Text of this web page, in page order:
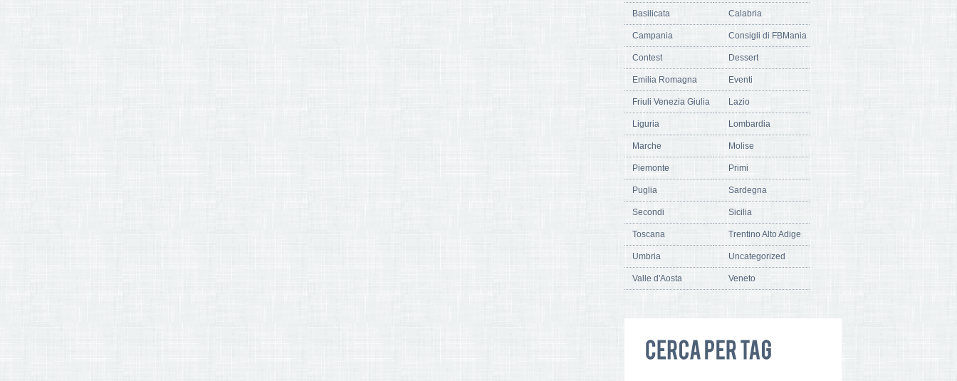
Basilicata Calabria
Campania Consigli di FBMania
Contest Dessert
Emilia Romagna Eventi
Friuli Venezia Giulia Lazio
Liguria Lombardia
Marche Molise
Piemonte Primi
Puglia Sardegna
Secondi Sicilia
Toscana Trentino Alto Adige
Umbria Uncategorized
Valle d'Aosta Veneto